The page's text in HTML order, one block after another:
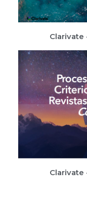
Clarivate
Clarivate